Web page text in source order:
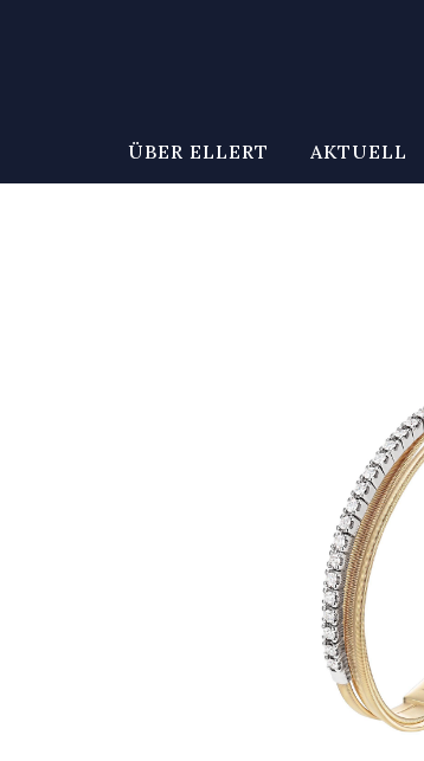
ÜBER ELLERT AKTUELL